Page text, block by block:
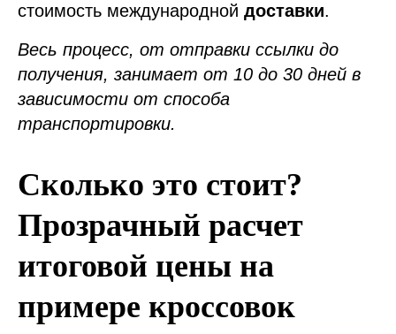
стоимость международной доставки.
Весь процесс, от отправки ссылки до
получения, занимает от 10 до 30 дней в
зависимости от способа
транспортировки.
Сколько это стоит?
Прозрачный расчет
итоговой цены на
примере кроссовок